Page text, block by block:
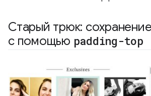
Старый трюк:
с помощью padding-top